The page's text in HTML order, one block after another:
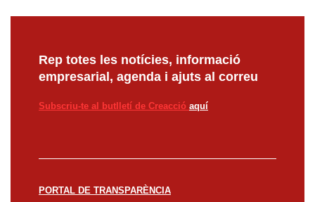
Rep totes les notícies, informació
empresarial, agenda i ajuts al correu
Subscriu-te al butlletí de Creacció aquí
PORTAL DE TRANSPARÈNCIA